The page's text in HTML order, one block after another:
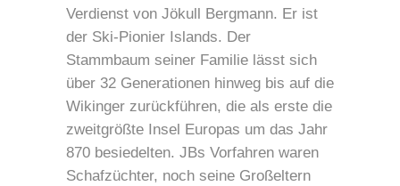
Verdienst von Jökull Bergmann. Er ist
der Ski-Pionier Islands. Der
Stammbaum seiner Familie lässt sich
über 32 Generationen hinweg bis auf die
Wikinger zurückführen, die als erste die
zweitgrößte Insel Europas um das Jahr
870 besiedelten. JBs Vorfahren waren
Schafzüchter, noch seine Großeltern